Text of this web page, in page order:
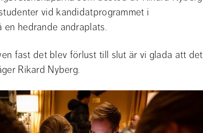
vid kandidatprogrammet i
en hedrande andraplats.
fast det blev förlust till slut är vi glada att det
Rikard Nyberg.